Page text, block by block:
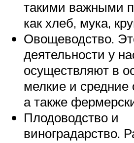
такими важными
как хлеб, мука,
Овощеводство.
деятельности у
осуществляют в
мелкие и средние
а также
Плодоводство и
виноградарство.